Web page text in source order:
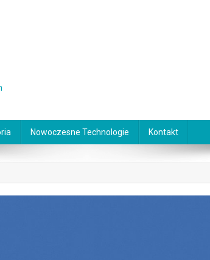
Nowoczesne Technologie Kontakt